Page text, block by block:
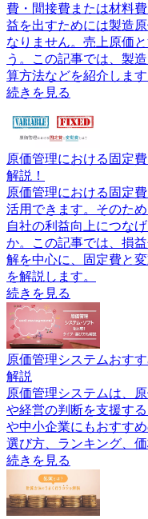
費・間接費または材料
益を出すためには製造
なりません。売上原価
う。この記事では、製
算方法などを紹介します
続きを見る
原価管理における固定
解説！
原価管理における固定
活用できます。そのた
自社の利益向上につな
か。この記事では、損
解を中心に、固定費と
を解説します。
続きを見る
原価管理システムおす
解説
原価管理システムは、
や経営の判断を支援す
や中小企業にもおすす
選び方、ランキング、
続きを見る